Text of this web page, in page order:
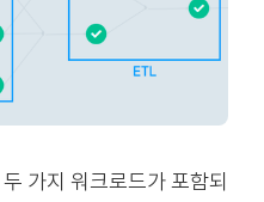
가지 워크로드가 포함되